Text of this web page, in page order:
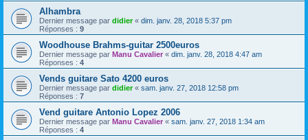
Alhambra
Dernier message par didier« dim. janv. 28, 2018 5:37 pm
Réponses : 9
Woodhouse Brahms-guitar 2500euros
Dernier message par Manu Cavalier « dim. janv. 28, 2018 4:47 am
Réponses : 4
Vends guitare Sato 4200 euros
Dernier message par didier« sam. janv. 27, 2018 12:58 pm
Réponses : 7
Vend guitare Antonio Lopez 2006
Dernier message par Manu Cavalier « sam. janv. 27, 2018 1:34 am
Réponses : 4